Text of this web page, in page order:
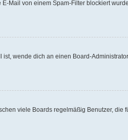
Mail von einem Spam-Filter blockiert
wende dich an einen Board-
viele Boards regelmäßig Benutzer,